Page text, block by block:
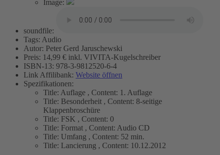
Image:
soundfile:
Tags: Audio
Autor: Peter Gerd Jaruschewski
Preis: 14,99 € inkl. VIVITA-Kugelschreiber
ISBN-13: 978-3-9812520-6-4
Link Affilibank: Website öffnen
Spezifikationen:
Title: Auflage , Content: 1. Auflage
Title: Besonderheit , Content: 8-seitige
Klappenbroschüre
Title: FSK , Content: 0
Title: Format , Content: Audio CD
Title: Umfang , Content: 52 min.
Title: Lancierung , Content: 10.12.2012